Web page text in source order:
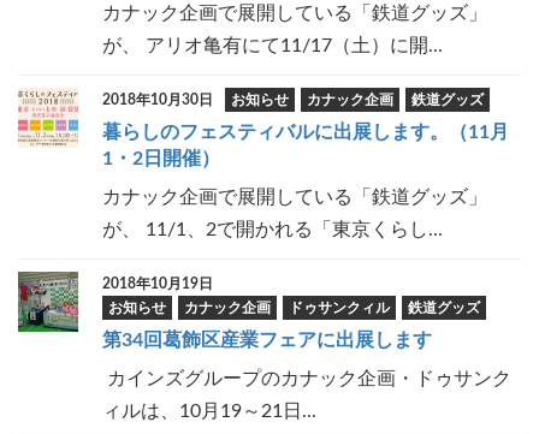
カナック企画で展開している「鉄道グッズ」
が、 アリオ亀有にて11/17（土）に開...
2018年10月30日 お知らせ カナック企画 鉄道グッズ
暮らしのフェスティバルに出展します。（11月
1・2日開催）
カナック企画で展開している「鉄道グッズ」
が、 11/1、2で開かれる「東京くらし...
2018年10月19日
お知らせ
カナック企画 ドゥサンクィル 鉄道グッズ
第34回葛飾区産業フェアに出展します
カインズグループのカナック企画・ドゥサンク
ィルは、10月19～21日...